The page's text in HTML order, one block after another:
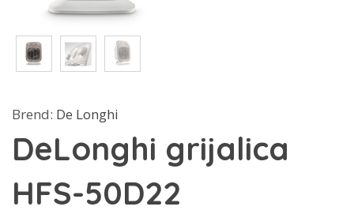
Brend: De Longhi
DeLonghi grijalica
HFS-50D22